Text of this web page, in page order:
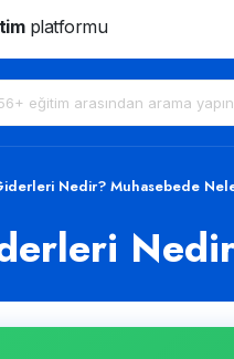
platformu
Nedir? Muhasebede